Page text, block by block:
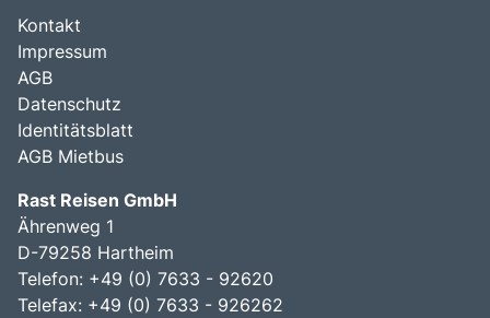
Kontakt
Impressum
AGB
Datenschutz
Identitätsblatt
AGB Mietbus
Rast Reisen GmbH
Ährenweg 1
D-79258 Hartheim
Telefon: +49 (0) 7633 - 92620
Telefax: +49 (0) 7633 - 926262